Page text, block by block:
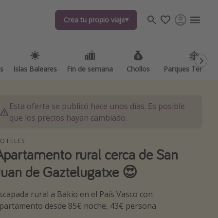
Crea tu propio viaje
Islas Baleares Fin de semana Chollos Parques
Crea tu propio viaje
Islas Baleares Fin de semana Chollos Parques
destinos
Esta oferta se publicó hace unos días. Es posible
que los precios hayan cambiado.
rural cerca de San
de Gaztelugatxe 😍
rural a Bakio en el País Vasco con
desde 85€ noche, 43€ persona